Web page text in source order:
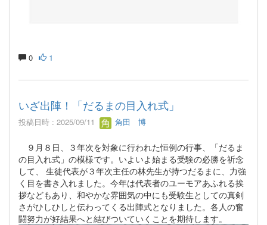
0 1
いざ出陣！「だるまの目入れ式」
投稿日時 : 2025/09/11 角田 博
９月８日、３年次を対象に行われた恒例の行事、「だるま
の目入れ式」の模様です。いよいよ始まる受験の必勝を祈念
して、 生徒代表が３年次主任の林先生が持つだるまに、力強
く目を書き入れました。今年は代表者のユーモアあふれる挨
拶などもあり、和やかな雰囲気の中にも受験生としての真剣
さがひしひしと伝わってくる出陣式となりました。各人の奮
闘努力が好結果へと結びついていくことを期待します。